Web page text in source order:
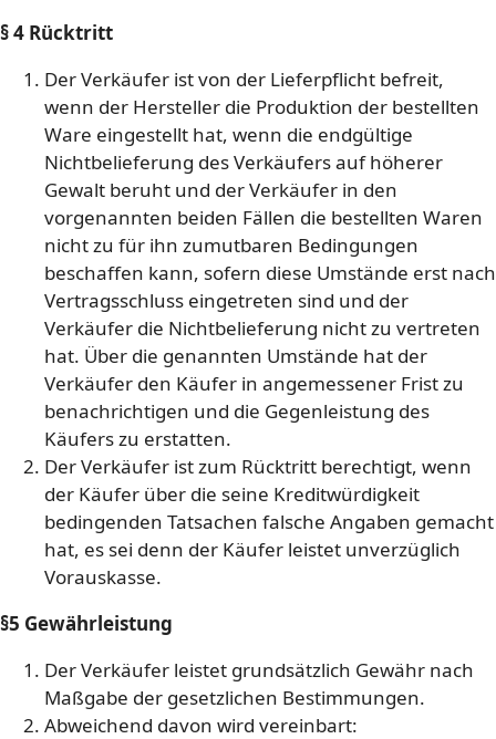
§ 4 Rücktritt
Der Verkäufer ist von der Lieferpflicht befreit,
wenn der Hersteller die Produktion der bestellten
Ware eingestellt hat, wenn die endgültige
Nichtbelieferung des Verkäufers auf höherer
Gewalt beruht und der Verkäufer in den
vorgenannten beiden Fällen die bestellten Waren
nicht zu für ihn zumutbaren Bedingungen
beschaffen kann, sofern diese Umstände erst nach
Vertragsschluss eingetreten sind und der
Verkäufer die Nichtbelieferung nicht zu vertreten
hat. Über die genannten Umstände hat der
Verkäufer den Käufer in angemessener Frist zu
benachrichtigen und die Gegenleistung des
Käufers zu erstatten.
Der Verkäufer ist zum Rücktritt berechtigt, wenn
der Käufer über die seine Kreditwürdigkeit
bedingenden Tatsachen falsche Angaben gemacht
hat, es sei denn der Käufer leistet unverzüglich
Vorauskasse.
§5 Gewährleistung
Der Verkäufer leistet grundsätzlich Gewähr nach
Maßgabe der gesetzlichen Bestimmungen.
Abweichend davon wird vereinbart: